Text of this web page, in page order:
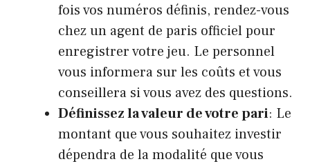
fois vos numéros définis, rendez-vous
chez un agent de paris officiel pour
enregistrer votre jeu. Le personnel
vous informera sur les coûts et vous
conseillera si vous avez des questions.
Définissez la valeur de votre pari: Le
montant que vous souhaitez investir
dépendra de la modalité que vous